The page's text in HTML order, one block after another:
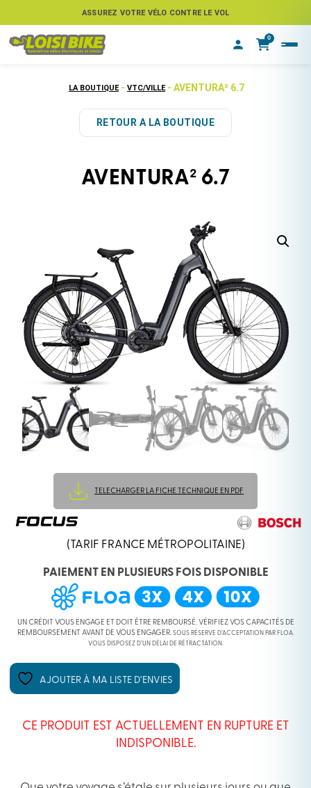
ASSUREZ VOTRE VÉLO CONTRE LE VOL
0
LA BOUTIQUE - VTC/VILLE - AVENTURA² 6.7
RETOUR A LA BOUTIQUE
AVENTURA² 6.7
TELECHARGER LA FICHE TECHNIQUE EN PDF
(TARIF FRANCE MÉTROPOLITAINE)
PAIEMENT EN PLUSIEURS FOIS DISPONIBLE
UN CRÉDIT VOUS ENGAGE ET DOIT ÊTRE REMBOURSÉ. VÉRIFIEZ VOS CAPACITÉS DE
REMBOURSEMENT AVANT DE VOUS ENGAGER. SOUS RÉSERVE D’ACCEPTATION PAR FLOA.
VOUS DISPOSEZ D’UN DÉLAI DE RÉTRACTATION.
AJOUTER À MA LISTE D’ENVIES
CE PRODUIT EST ACTUELLEMENT EN RUPTURE ET
INDISPONIBLE.